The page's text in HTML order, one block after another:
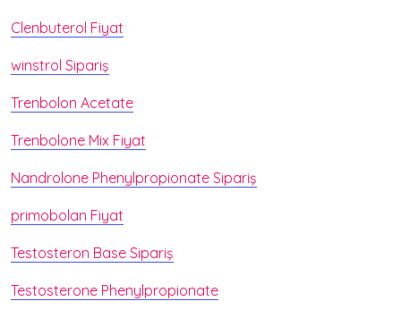
Clenbuterol Fiyat
winstrol Sipariş
Trenbolon Acetate
Trenbolone Mix Fiyat
Nandrolone Phenylpropionate Sipariş
primobolan Fiyat
Testosteron Base Sipariş
Testosterone Phenylpropionate